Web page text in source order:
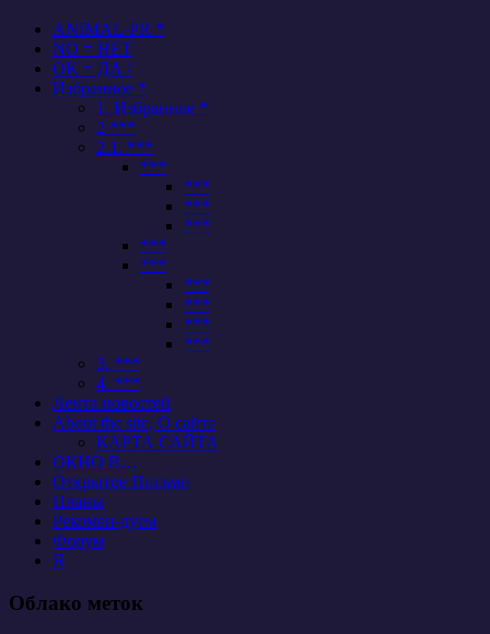
ANIMAL-PR *
NO = НЕТ
OK = ДА /
Избранное *
1. Избранное *
2 ***
2.1. ***
***
***
***
***
***
***
***
***
***
***
3. ***
4. ***
Лента новостей
About the site, О сайте
КАРТА САЙТА
ОКНО В…
Открытое Письмо
Планы
Рекомен-дуем
Форум
Я
Облако меток